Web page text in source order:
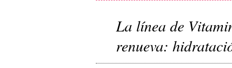
La línea de
renueva: